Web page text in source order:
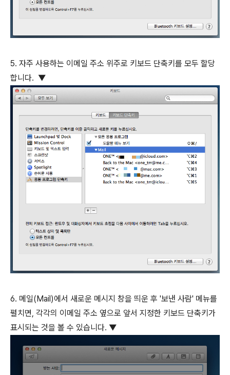
5. 자주 사용하는 이메일 주소 위주로 키보드 단축키를 모두 할당
합니다. ▼
6. 메일(Mail)에서 새로운 메시지 창을 띄운 후 '보낸 사람' 메뉴를
펼치면, 각각의 이메일 주소 옆으로 앞서 지정한 키보드 단축키가
표시되는 것을 볼 수 있습니다. ▼